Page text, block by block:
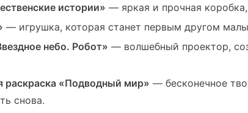
истории» — яркая и прочная
— игрушка, которая станет первым другом
небо. Робот» — волшебный проектор,
раскраска «Подводный мир» — бесконечное
снова.